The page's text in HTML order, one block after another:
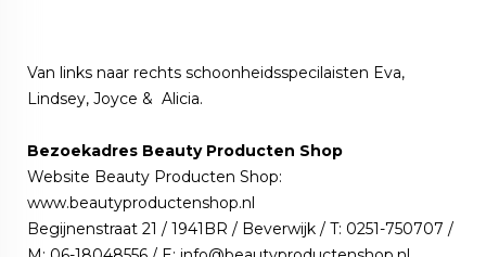
Van links naar rechts schoonheidsspecilaisten Eva,
Lindsey, Joyce & Alicia.
Bezoekadres Beauty Producten Shop
Website Beauty Producten Shop:
www.beautyproductenshop.nl
Begijnenstraat 21 / 1941BR / Beverwijk / T: 0251-750707 /